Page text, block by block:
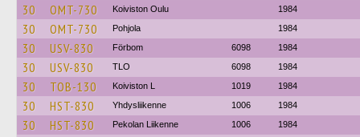
30 OMT-730 Koiviston Oulu 1984
30 OMT-730 Pohjola 1984
30 USV-830 Förbom 6098 1984
30 USV-830 TLO 6098 1984
30 TOB-130 Koiviston L 1019 1984
30 HST-830 Yhdysliikenne 1006 1984
30 HST-830 Pekolan Liikenne 1006 1984